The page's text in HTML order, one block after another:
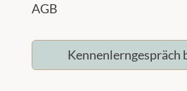
AGB
Kennenlerngespräch